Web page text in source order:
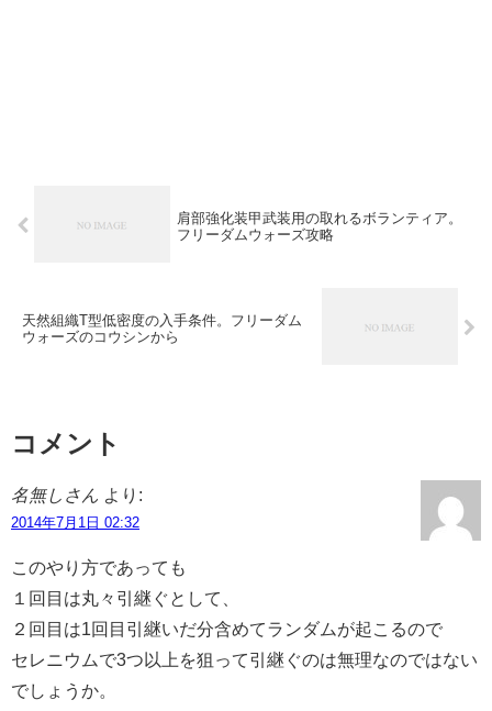
肩部強化装甲武装用の取れるボランティア。
フリーダムウォーズ攻略
天然組織T型低密度の入手条件。フリーダム
ウォーズのコウシンから
コメント
名無しさん より:
2014年7月1日 02:32
このやり方であっても
１回目は丸々引継ぐとして、
２回目は1回目引継いだ分含めてランダムが起こるので
セレニウムで3つ以上を狙って引継ぐのは無理なのではない
でしょうか。